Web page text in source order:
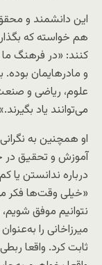
این دانشمند و محقق
هم خواسته که
کنند: «در فرهنگ ما
و مادرهایمان
علوم، ریاضی و
می‌توانند یاد
او همچنین به
آموزش و تحقیق در
درباره ندانستن یا
«خیلی وقت‌ها فکر
نتوانیم موفق
میرزاخانی را
ثابت کرد. واقعا